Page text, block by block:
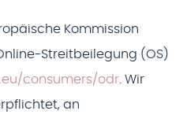
Kommission
Streitbeilegung (OS)
consumers/odr . Wir
an